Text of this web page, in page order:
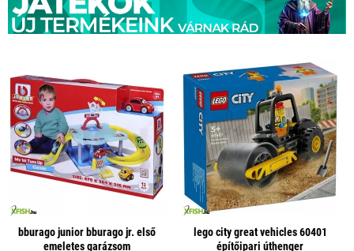
bburago junior bburago jr. első
emeletes garázsom
lego city great vehicles 60401
építőipari úthenger